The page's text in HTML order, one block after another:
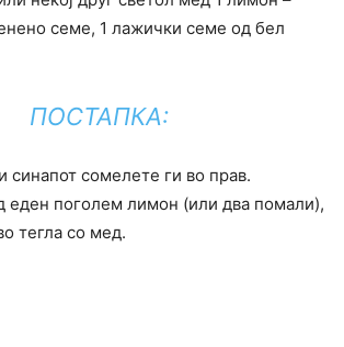
семе, 1 лажички семе од бел
ПОСТАПКА:
синапот сомелете ги во прав.
еден поголем лимон (или два помали),
тегла со мед.